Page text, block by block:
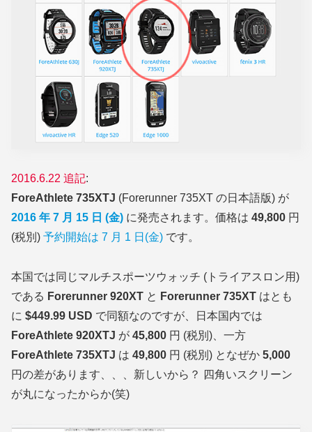
2016.6.22 追記:
ForeAthlete 735XTJ (Forerunner 735XT の日本語版) が
2016 年 7 月 15 日 (金) に発売されます。価格は 49,800 円
(税別) 予約開始は 7 月 1 日(金) です。
本国では同じマルチスポーツウォッチ (トライアスロン用)
である Forerunner 920XT と Forerunner 735XT はとも
に $449.99 USD で同額なのですが、日本国内では
ForeAthlete 920XTJ が 45,800 円 (税別)、一方
ForeAthlete 735XTJ は 49,800 円 (税別) となぜか 5,000
円の差があります、、、新しいから？ 四角いスクリーン
が丸になったからか(笑)